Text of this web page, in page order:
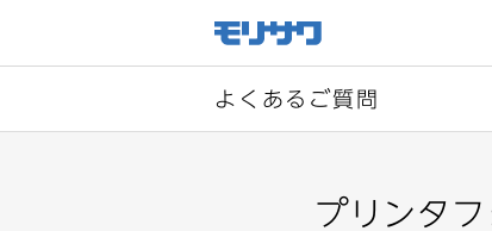
よくあるご質問
プリンタ